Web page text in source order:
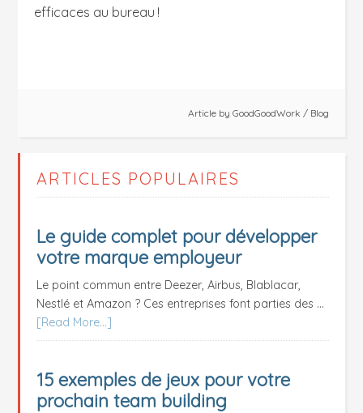
efficaces au bureau !
Article by GoodGoodWork / Blog
ARTICLES POPULAIRES
Le guide complet pour développer
votre marque employeur
Le point commun entre Deezer, Airbus, Blablacar,
Nestlé et Amazon ? Ces entreprises font parties des …
[Read More...]
15 exemples de jeux pour votre
prochain team building